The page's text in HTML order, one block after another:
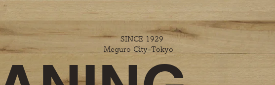
SINCE 1929
Meguro City-Tokyo